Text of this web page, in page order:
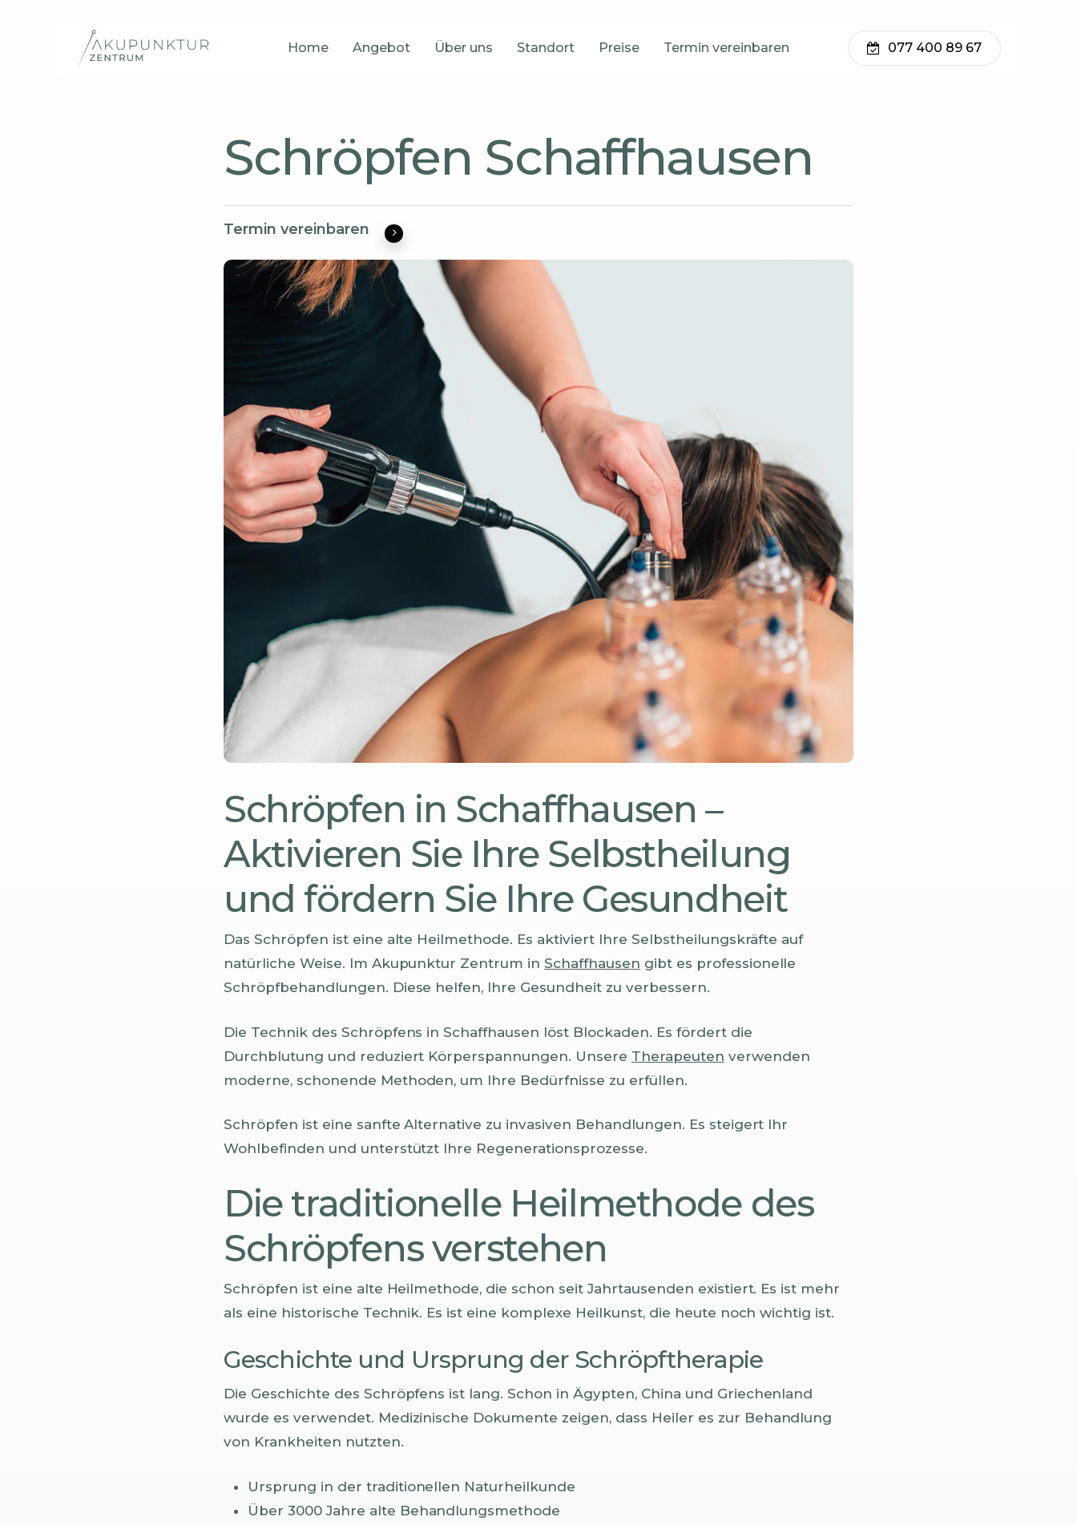
Home Angebot Über uns Standort Preise Termin vereinbaren 077 400 89 67
Schröpfen Schaffhausen
Termin vereinbaren
Schröpfen in Schaffhausen –
Aktivieren Sie Ihre Selbstheilung
und fördern Sie Ihre Gesundheit
Das Schröpfen ist eine alte Heilmethode. Es aktiviert Ihre Selbstheilungskräfte auf
natürliche Weise. Im Akupunktur Zentrum in Schaffhausen gibt es professionelle
Schröpfbehandlungen. Diese helfen, Ihre Gesundheit zu verbessern.
Die Technik des Schröpfens in Schaffhausen löst Blockaden. Es fördert die
Durchblutung und reduziert Körperspannungen. Unsere Therapeuten verwenden
moderne, schonende Methoden, um Ihre Bedürfnisse zu erfüllen.
Schröpfen ist eine sanfte Alternative zu invasiven Behandlungen. Es steigert Ihr
Wohlbefinden und unterstützt Ihre Regenerationsprozesse.
Die traditionelle Heilmethode des
Schröpfens verstehen
Schröpfen ist eine alte Heilmethode, die schon seit Jahrtausenden existiert. Es ist mehr
als eine historische Technik. Es ist eine komplexe Heilkunst, die heute noch wichtig ist.
Geschichte und Ursprung der Schröpftherapie
Die Geschichte des Schröpfens ist lang. Schon in Ägypten, China und Griechenland
wurde es verwendet. Medizinische Dokumente zeigen, dass Heiler es zur Behandlung
von Krankheiten nutzten.
Ursprung in der traditionellen Naturheilkunde
Über 3000 Jahre alte Behandlungsmethode